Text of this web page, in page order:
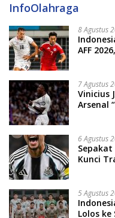
InfoOlahraga
8 Agustus
AFF
7 Agustus
Vinicius
Arsenal
6 Agustus
Sepakat
Kunci
5 Agustus
Lolos ke